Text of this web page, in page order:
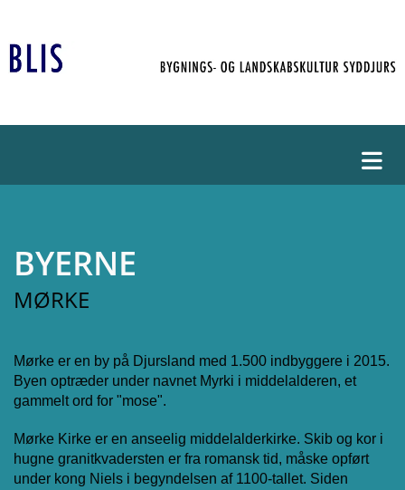
BYERNE
MØRKE
Mørke er en by på Djursland med 1.500 indbyggere i 2015.
Byen optræder under navnet Myrki i middelalderen, et
gammelt ord for "mose".
Mørke Kirke er en anseelig middelalderkirke. Skib og kor i
hugne granitkvadersten er fra romansk tid, måske opført
under kong Niels i begyndelsen af 1100-tallet. Siden